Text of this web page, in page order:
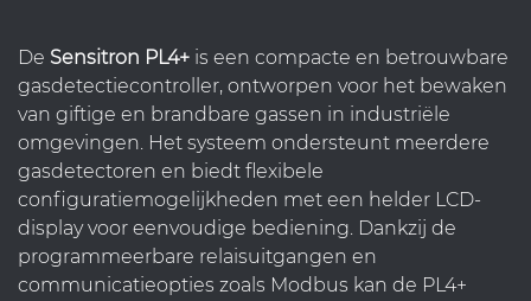
De Sensitron PL4+ is een compacte en betrouwbare
gasdetectiecontroller, ontworpen voor het bewaken
van giftige en brandbare gassen in industriële
omgevingen. Het systeem ondersteunt meerdere
gasdetectoren en biedt flexibele
configuratiemogelijkheden met een helder LCD-
display voor eenvoudige bediening. Dankzij de
programmeerbare relaisuitgangen en
communicatieopties zoals Modbus kan de PL4+